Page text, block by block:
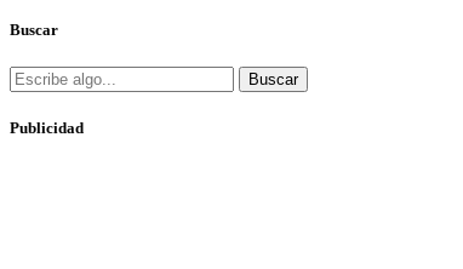
Buscar
Buscar
Publicidad